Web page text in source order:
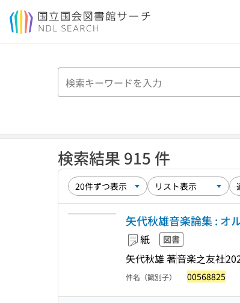
本文へ移動
検索結果 915 件
矢代秋雄音楽論集 : オ
紙 図書
矢代秋雄 著音楽之友社
件名（識別子） 00568825